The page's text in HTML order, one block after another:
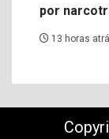
por
13 horas